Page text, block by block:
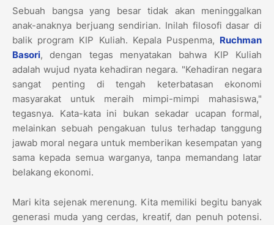
Sebuah bangsa yang besar tidak akan meninggalkan
anak-anaknya berjuang sendirian. Inilah filosofi dasar di
balik program KIP Kuliah. Kepala Puspenma, Ruchman
Basori, dengan tegas menyatakan bahwa KIP Kuliah
adalah wujud nyata kehadiran negara. "Kehadiran negara
sangat penting di tengah keterbatasan ekonomi
masyarakat untuk meraih mimpi-mimpi mahasiswa,"
tegasnya. Kata-kata ini bukan sekadar ucapan formal,
melainkan sebuah pengakuan tulus terhadap tanggung
jawab moral negara untuk memberikan kesempatan yang
sama kepada semua warganya, tanpa memandang latar
belakang ekonomi.
Mari kita sejenak merenung. Kita memiliki begitu banyak
generasi muda yang cerdas, kreatif, dan penuh potensi.